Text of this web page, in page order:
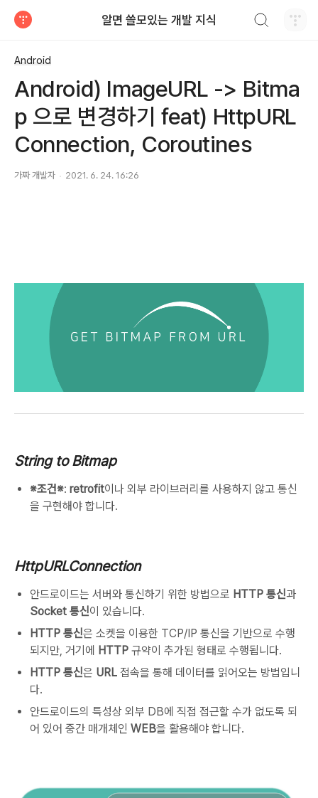
알면 쓸모있는 개발 지식
Android
Android) ImageURL -> Bitma
p 으로 변경하기 feat) HttpURL
Connection, Coroutines
가짜 개발자 2021. 6. 24. 16:26
String to Bitmap
※조건※: retrofit이나 외부 라이브러리를 사용하지 않고 통신
을 구현해야 합니다.
HttpURLConnection
안드로이드는 서버와 통신하기 위한 방법으로 HTTP 통신과
Socket 통신이 있습니다.
HTTP 통신은 소켓을 이용한 TCP/IP 통신을 기반으로 수행
되지만, 거기에 HTTP 규약이 추가된 형태로 수행됩니다.
HTTP 통신은 URL 접속을 통해 데이터를 읽어오는 방법입니
다.
안드로이드의 특성상 외부 DB에 직접 접근할 수가 없도록 되
어 있어 중간 매개체인 WEB을 활용해야 합니다.